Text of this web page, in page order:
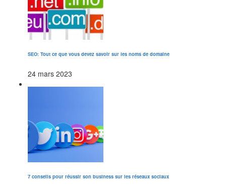
SEO: Tout ce que vous devez savoir sur les noms de domaine
24 mars 2023
7 conseils pour réussir son business sur les réseaux sociaux